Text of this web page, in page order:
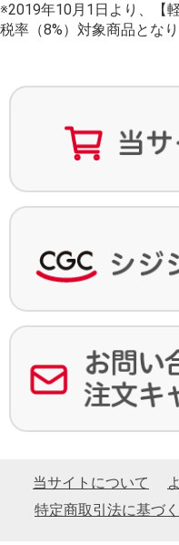
※2019年10月1日より、【
税率（8%）対象商品となり
当サイトについて
特定商取引法に基づ